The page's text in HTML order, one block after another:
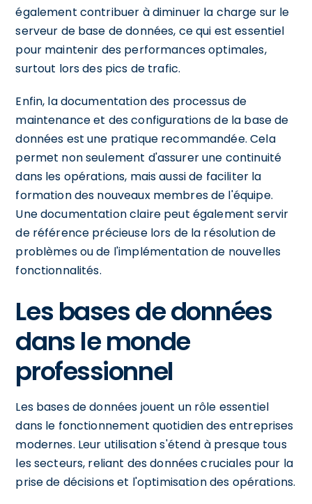
également contribuer à diminuer la charge sur le
serveur de base de données, ce qui est essentiel
pour maintenir des performances optimales,
surtout lors des pics de trafic.
Enfin, la documentation des processus de
maintenance et des configurations de la base de
données est une pratique recommandée. Cela
permet non seulement d'assurer une continuité
dans les opérations, mais aussi de faciliter la
formation des nouveaux membres de l'équipe.
Une documentation claire peut également servir
de référence précieuse lors de la résolution de
problèmes ou de l'implémentation de nouvelles
fonctionnalités.
Les bases de données
dans le monde
professionnel
Les bases de données jouent un rôle essentiel
dans le fonctionnement quotidien des entreprises
modernes. Leur utilisation s'étend à presque tous
les secteurs, reliant des données cruciales pour la
prise de décisions et l'optimisation des opérations.